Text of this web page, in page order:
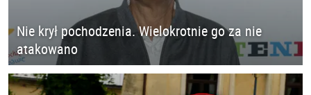
Nie krył pochodzenia. Wielokrotnie go za nie
atakowano